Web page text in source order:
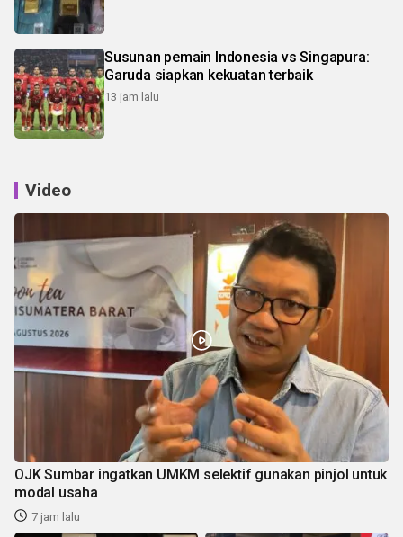
Susunan pemain Indonesia vs Singapura:
Garuda siapkan kekuatan terbaik
13 jam lalu
Video
OJK Sumbar ingatkan UMKM selektif gunakan pinjol untuk
modal usaha
7 jam lalu